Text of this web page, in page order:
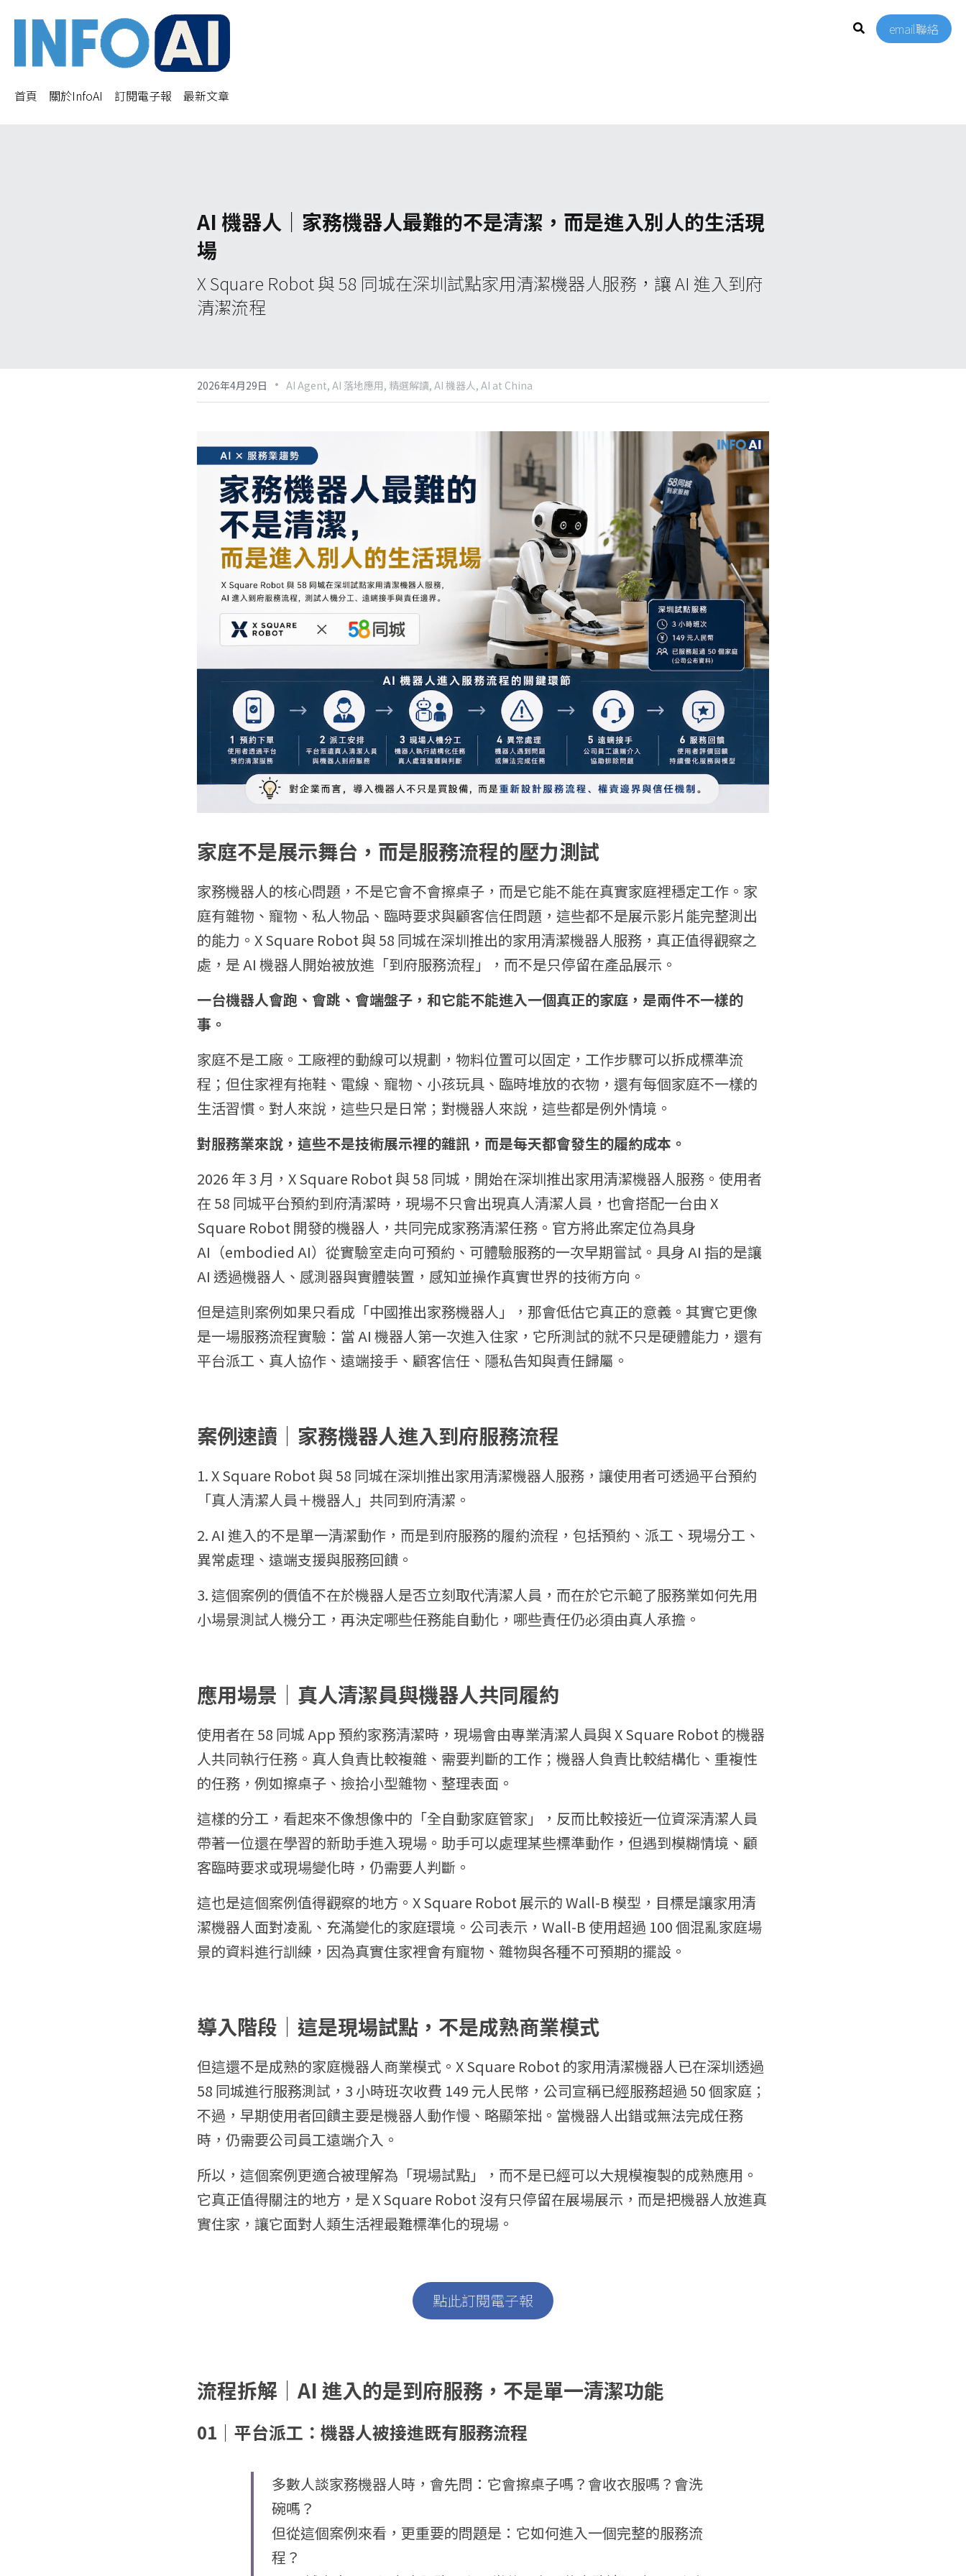
email聯絡
首頁 關於InfoAI 訂閱電子報 最新文章
AI 機器人｜家務機器人最難的不是清潔，而是進入別人的生活現
場
X Square Robot 與 58 同城在深圳試點家用清潔機器人服務，讓 AI 進入到府
清潔流程
2026年4月29日 · AI Agent, AI 落地應用, 精選解讀, AI 機器人, AI at China
家庭不是展示舞台，而是服務流程的壓力測試
家務機器人的核心問題，不是它會不會擦桌子，而是它能不能在真實家庭裡穩定工作。家
庭有雜物、寵物、私人物品、臨時要求與顧客信任問題，這些都不是展示影片能完整測出
的能力。X Square Robot 與 58 同城在深圳推出的家用清潔機器人服務，真正值得觀察之
處，是 AI 機器人開始被放進「到府服務流程」，而不是只停留在產品展示。
一台機器人會跑、會跳、會端盤子，和它能不能進入一個真正的家庭，是兩件不一樣的
事。
家庭不是工廠。工廠裡的動線可以規劃，物料位置可以固定，工作步驟可以拆成標準流
程；但住家裡有拖鞋、電線、寵物、小孩玩具、臨時堆放的衣物，還有每個家庭不一樣的
生活習慣。對人來說，這些只是日常；對機器人來說，這些都是例外情境。
對服務業來說，這些不是技術展示裡的雜訊，而是每天都會發生的履約成本。
2026 年 3 月，X Square Robot 與 58 同城，開始在深圳推出家用清潔機器人服務。使用者
在 58 同城平台預約到府清潔時，現場不只會出現真人清潔人員，也會搭配一台由 X
Square Robot 開發的機器人，共同完成家務清潔任務。官方將此案定位為具身
AI（embodied AI）從實驗室走向可預約、可體驗服務的一次早期嘗試。具身 AI 指的是讓
AI 透過機器人、感測器與實體裝置，感知並操作真實世界的技術方向。
但是這則案例如果只看成「中國推出家務機器人」，那會低估它真正的意義。其實它更像
是一場服務流程實驗：當 AI 機器人第一次進入住家，它所測試的就不只是硬體能力，還有
平台派工、真人協作、遠端接手、顧客信任、隱私告知與責任歸屬。
案例速讀｜家務機器人進入到府服務流程
1. X Square Robot 與 58 同城在深圳推出家用清潔機器人服務，讓使用者可透過平台預約
「真人清潔人員＋機器人」共同到府清潔。
2. AI 進入的不是單一清潔動作，而是到府服務的履約流程，包括預約、派工、現場分工、
異常處理、遠端支援與服務回饋。
3. 這個案例的價值不在於機器人是否立刻取代清潔人員，而在於它示範了服務業如何先用
小場景測試人機分工，再決定哪些任務能自動化，哪些責任仍必須由真人承擔。
應用場景｜真人清潔員與機器人共同履約
使用者在 58 同城 App 預約家務清潔時，現場會由專業清潔人員與 X Square Robot 的機器
人共同執行任務。真人負責比較複雜、需要判斷的工作；機器人負責比較結構化、重複性
的任務，例如擦桌子、撿拾小型雜物、整理表面。
這樣的分工，看起來不像想像中的「全自動家庭管家」，反而比較接近一位資深清潔人員
帶著一位還在學習的新助手進入現場。助手可以處理某些標準動作，但遇到模糊情境、顧
客臨時要求或現場變化時，仍需要人判斷。
這也是這個案例值得觀察的地方。X Square Robot 展示的 Wall-B 模型，目標是讓家用清
潔機器人面對凌亂、充滿變化的家庭環境。公司表示，Wall-B 使用超過 100 個混亂家庭場
景的資料進行訓練，因為真實住家裡會有寵物、雜物與各種不可預期的擺設。
導入階段｜這是現場試點，不是成熟商業模式
但這還不是成熟的家庭機器人商業模式。X Square Robot 的家用清潔機器人已在深圳透過
58 同城進行服務測試，3 小時班次收費 149 元人民幣，公司宣稱已經服務超過 50 個家庭；
不過，早期使用者回饋主要是機器人動作慢、略顯笨拙。當機器人出錯或無法完成任務
時，仍需要公司員工遠端介入。
所以，這個案例更適合被理解為「現場試點」，而不是已經可以大規模複製的成熟應用。
它真正值得關注的地方，是 X Square Robot 沒有只停留在展場展示，而是把機器人放進真
實住家，讓它面對人類生活裡最難標準化的現場。
點此訂閱電子報
流程拆解｜AI 進入的是到府服務，不是單一清潔功能
01｜平台派工：機器人被接進既有服務流程
多數人談家務機器人時，會先問：它會擦桌子嗎？會收衣服嗎？會洗
碗嗎？
但從這個案例來看，更重要的問題是：它如何進入一個完整的服務流
程？